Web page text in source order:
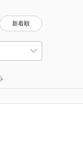
新着順